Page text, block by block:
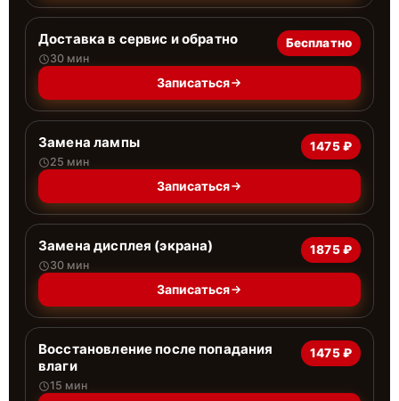
Доставка в сервис и обратно
30 мин
Бесплатно
Записаться
Замена лампы
25 мин
1475 ₽
Записаться
Замена дисплея (экрана)
30 мин
1875 ₽
Записаться
Восстановление после попадания
влаги
15 мин
1475 ₽